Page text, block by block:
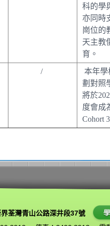
科的學
亦同時
崗位的
天主教
育。
/
本年學
劃對照
將於
度會成
Cohort
荃灣青山公路深井段37號